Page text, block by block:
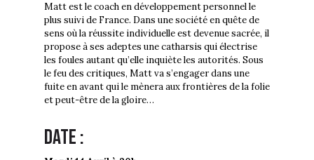
Matt est le coach en développement personnel le
plus suivi de France. Dans une société en quête de
sens où la réussite individuelle est devenue sacrée, il
propose à ses adeptes une catharsis qui électrise
les foules autant qu’elle inquiète les autorités. Sous
le feu des critiques, Matt va s’engager dans une
fuite en avant qui le mènera aux frontières de la folie
et peut-être de la gloire…
Date :